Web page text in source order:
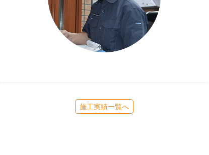
施工実績一覧へ